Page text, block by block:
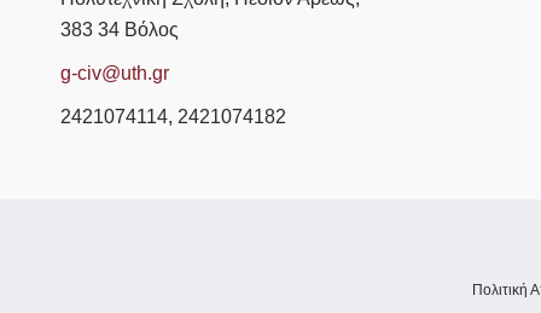
383 34 Βόλος
g-civ@uth.gr
2421074114, 2421074182
Πολιτική